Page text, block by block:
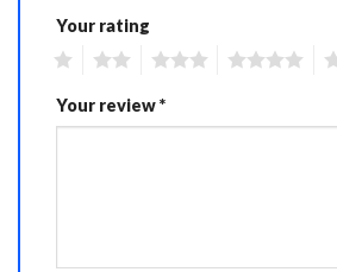
Your rating
Your review*